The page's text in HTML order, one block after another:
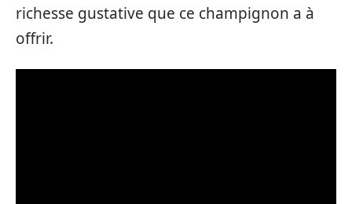
richesse gustative que ce champignon a à
offrir.